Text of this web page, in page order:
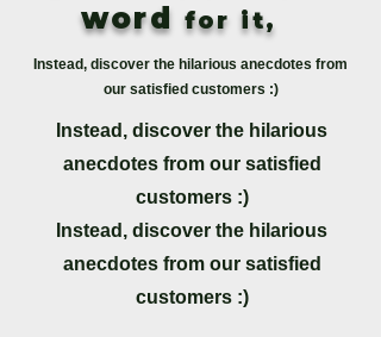
word for it,
Instead, discover the hilarious anecdotes from
our satisfied customers :)
Instead, discover the hilarious
anecdotes from our satisfied
customers :)
Instead, discover the hilarious
anecdotes from our satisfied
customers :)